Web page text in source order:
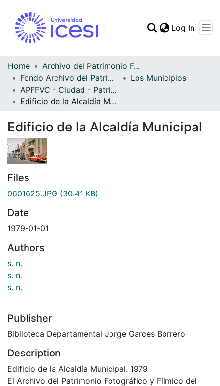
Statistics
Log In
Home
Archivo del Patrimonio Fotográfico y Fílmico del Valle del Cauca
Fondo Archivo del Patrimonio Fotográfico y Fílmico del Valle del Cauca
Los Municipios
APFFVC - Ciudad - Patrimonial
Edificio de la Alcaldía Municipal
Edificio de la Alcaldía Municipal
Files
0601625.JPG (30.41 KB)
Date
1979-01-01
Authors
s. n.
s. n.
s. n.
Publisher
Biblioteca Departamental Jorge Garces Borrero
Description
Edificio de la Alcaldía Municipal. 1979
El Archivo del Patrimonio Fotográfico y Fílmico del